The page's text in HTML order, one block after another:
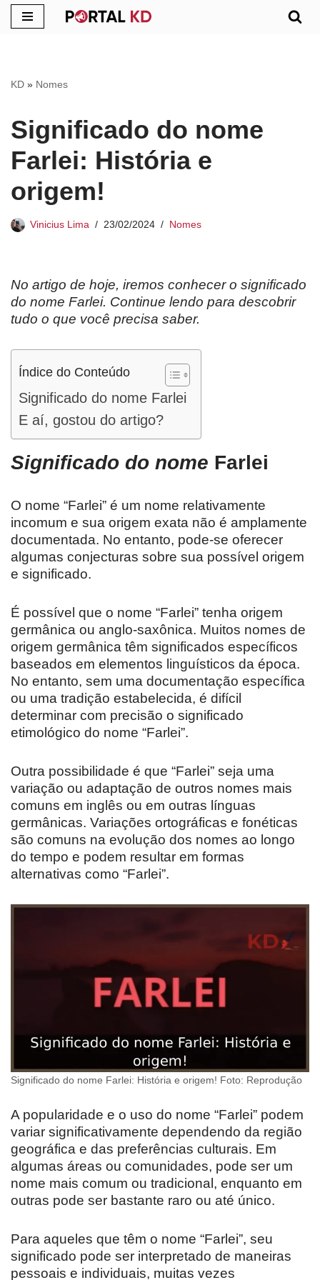
conteúdo
KD » Nomes
Significado do nome
Farlei: História e
origem!
Vinicius Lima 23/02/2024 Nomes
No artigo de hoje, iremos conhecer o significado
do nome Farlei. Continue lendo para descobrir
tudo o que você precisa saber.
Índice do Conteúdo
Significado do nome Farlei
E aí, gostou do artigo?
Significado do nome Farlei
O nome “Farlei” é um nome relativamente
incomum e sua origem exata não é amplamente
documentada. No entanto, pode-se oferecer
algumas conjecturas sobre sua possível origem
e significado.
É possível que o nome “Farlei” tenha origem
germânica ou anglo-saxônica. Muitos nomes de
origem germânica têm significados específicos
baseados em elementos linguísticos da época.
No entanto, sem uma documentação específica
ou uma tradição estabelecida, é difícil
determinar com precisão o significado
etimológico do nome “Farlei”.
Outra possibilidade é que “Farlei” seja uma
variação ou adaptação de outros nomes mais
comuns em inglês ou em outras línguas
germânicas. Variações ortográficas e fonéticas
são comuns na evolução dos nomes ao longo
do tempo e podem resultar em formas
alternativas como “Farlei”.
Significado do nome Farlei: História e origem! Foto: Reprodução
A popularidade e o uso do nome “Farlei” podem
variar significativamente dependendo da região
geográfica e das preferências culturais. Em
algumas áreas ou comunidades, pode ser um
nome mais comum ou tradicional, enquanto em
outras pode ser bastante raro ou até único.
Para aqueles que têm o nome “Farlei”, seu
significado pode ser interpretado de maneiras
pessoais e individuais, muitas vezes